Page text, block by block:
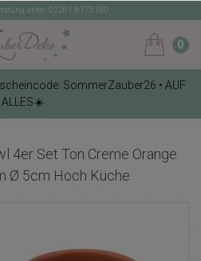
unter: 02261-8175180
0
SommerZauber26 • AUF
ALLES☀️
4er Set Ton Creme Orange
Ø 5cm Hoch Küche